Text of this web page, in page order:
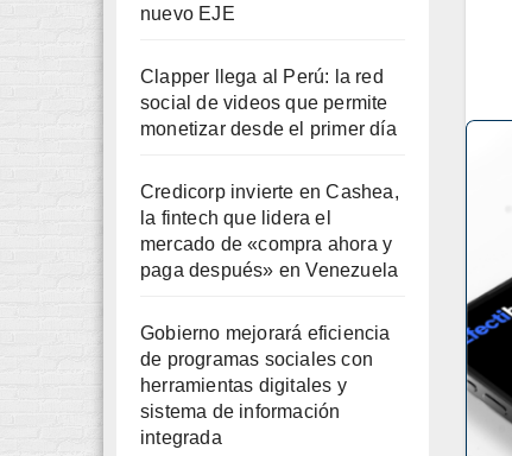
nuevo EJE
Clapper llega al Perú: la red
social de videos que permite
monetizar desde el primer día
Credicorp invierte en Cashea,
la fintech que lidera el
mercado de «compra ahora y
paga después» en Venezuela
Gobierno mejorará eficiencia
de programas sociales con
herramientas digitales y
sistema de información
integrada